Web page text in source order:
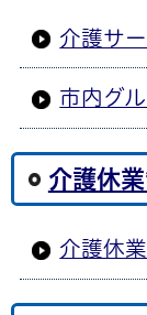
介護サ
市内グ
介護休
介護休